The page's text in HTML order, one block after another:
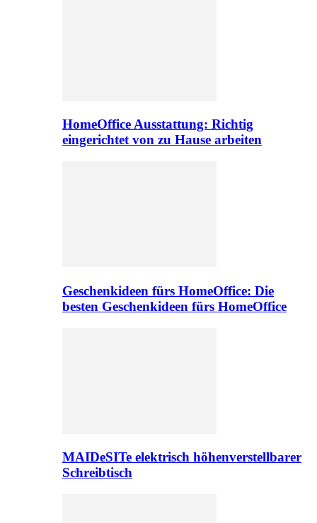
HomeOffice Ausstattung: Richtig
eingerichtet von zu Hause arbeiten
Geschenkideen fürs HomeOffice: Die
besten Geschenkideen fürs HomeOffice
MAIDeSITe elektrisch höhenverstellbarer
Schreibtisch